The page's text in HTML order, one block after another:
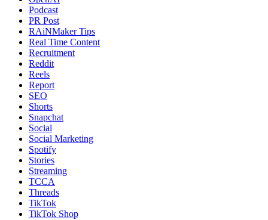
Podcast
PR Post
RAiNMaker Tips
Real Time Content
Recruitment
Reddit
Reels
Report
SEO
Shorts
Snapchat
Social
Social Marketing
Spotify
Stories
Streaming
TCCA
Threads
TikTok
TikTok Shop